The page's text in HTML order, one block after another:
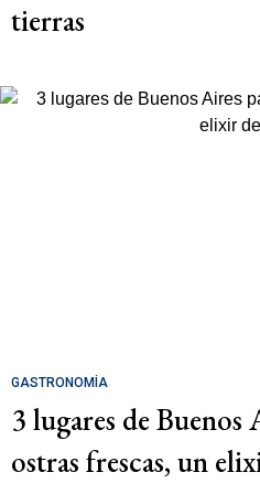
tierras
GASTRONOMÍA
3 lugares de Buenos
ostras frescas, un